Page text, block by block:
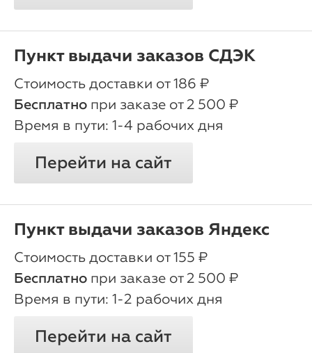
Пункт выдачи заказов СДЭК
oт 186 ₽
Бесплатно при заказе от 2 500 ₽
1-4 рабочих дня
Перейти на сайт
Пункт выдачи заказов Яндекс
oт 155 ₽
Бесплатно при заказе от 2 500 ₽
1-2 рабочих дня
Перейти на сайт